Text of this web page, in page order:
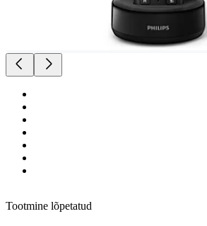
Tootmine lõpetatud